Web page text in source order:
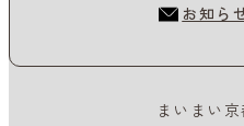
お知ら
まいまい京